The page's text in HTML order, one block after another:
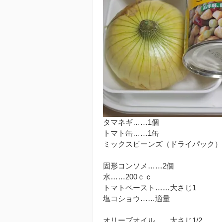
タマネギ……1個
トマト缶……1缶
ミックスビーンズ（ドライパック
固形コンソメ……2個
水……200ｃｃ
トマトペースト……大さじ1
塩コショウ……適量
オリーブオイル……大さじ1/2